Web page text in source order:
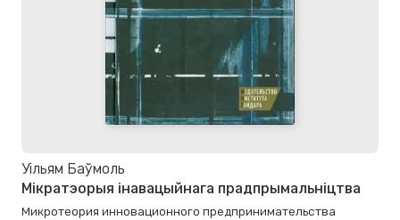
Уільям Баўмоль
Мікратэорыя інавацыйнага прадпрымальніцтва
Микротеория инновационного предпринимательства